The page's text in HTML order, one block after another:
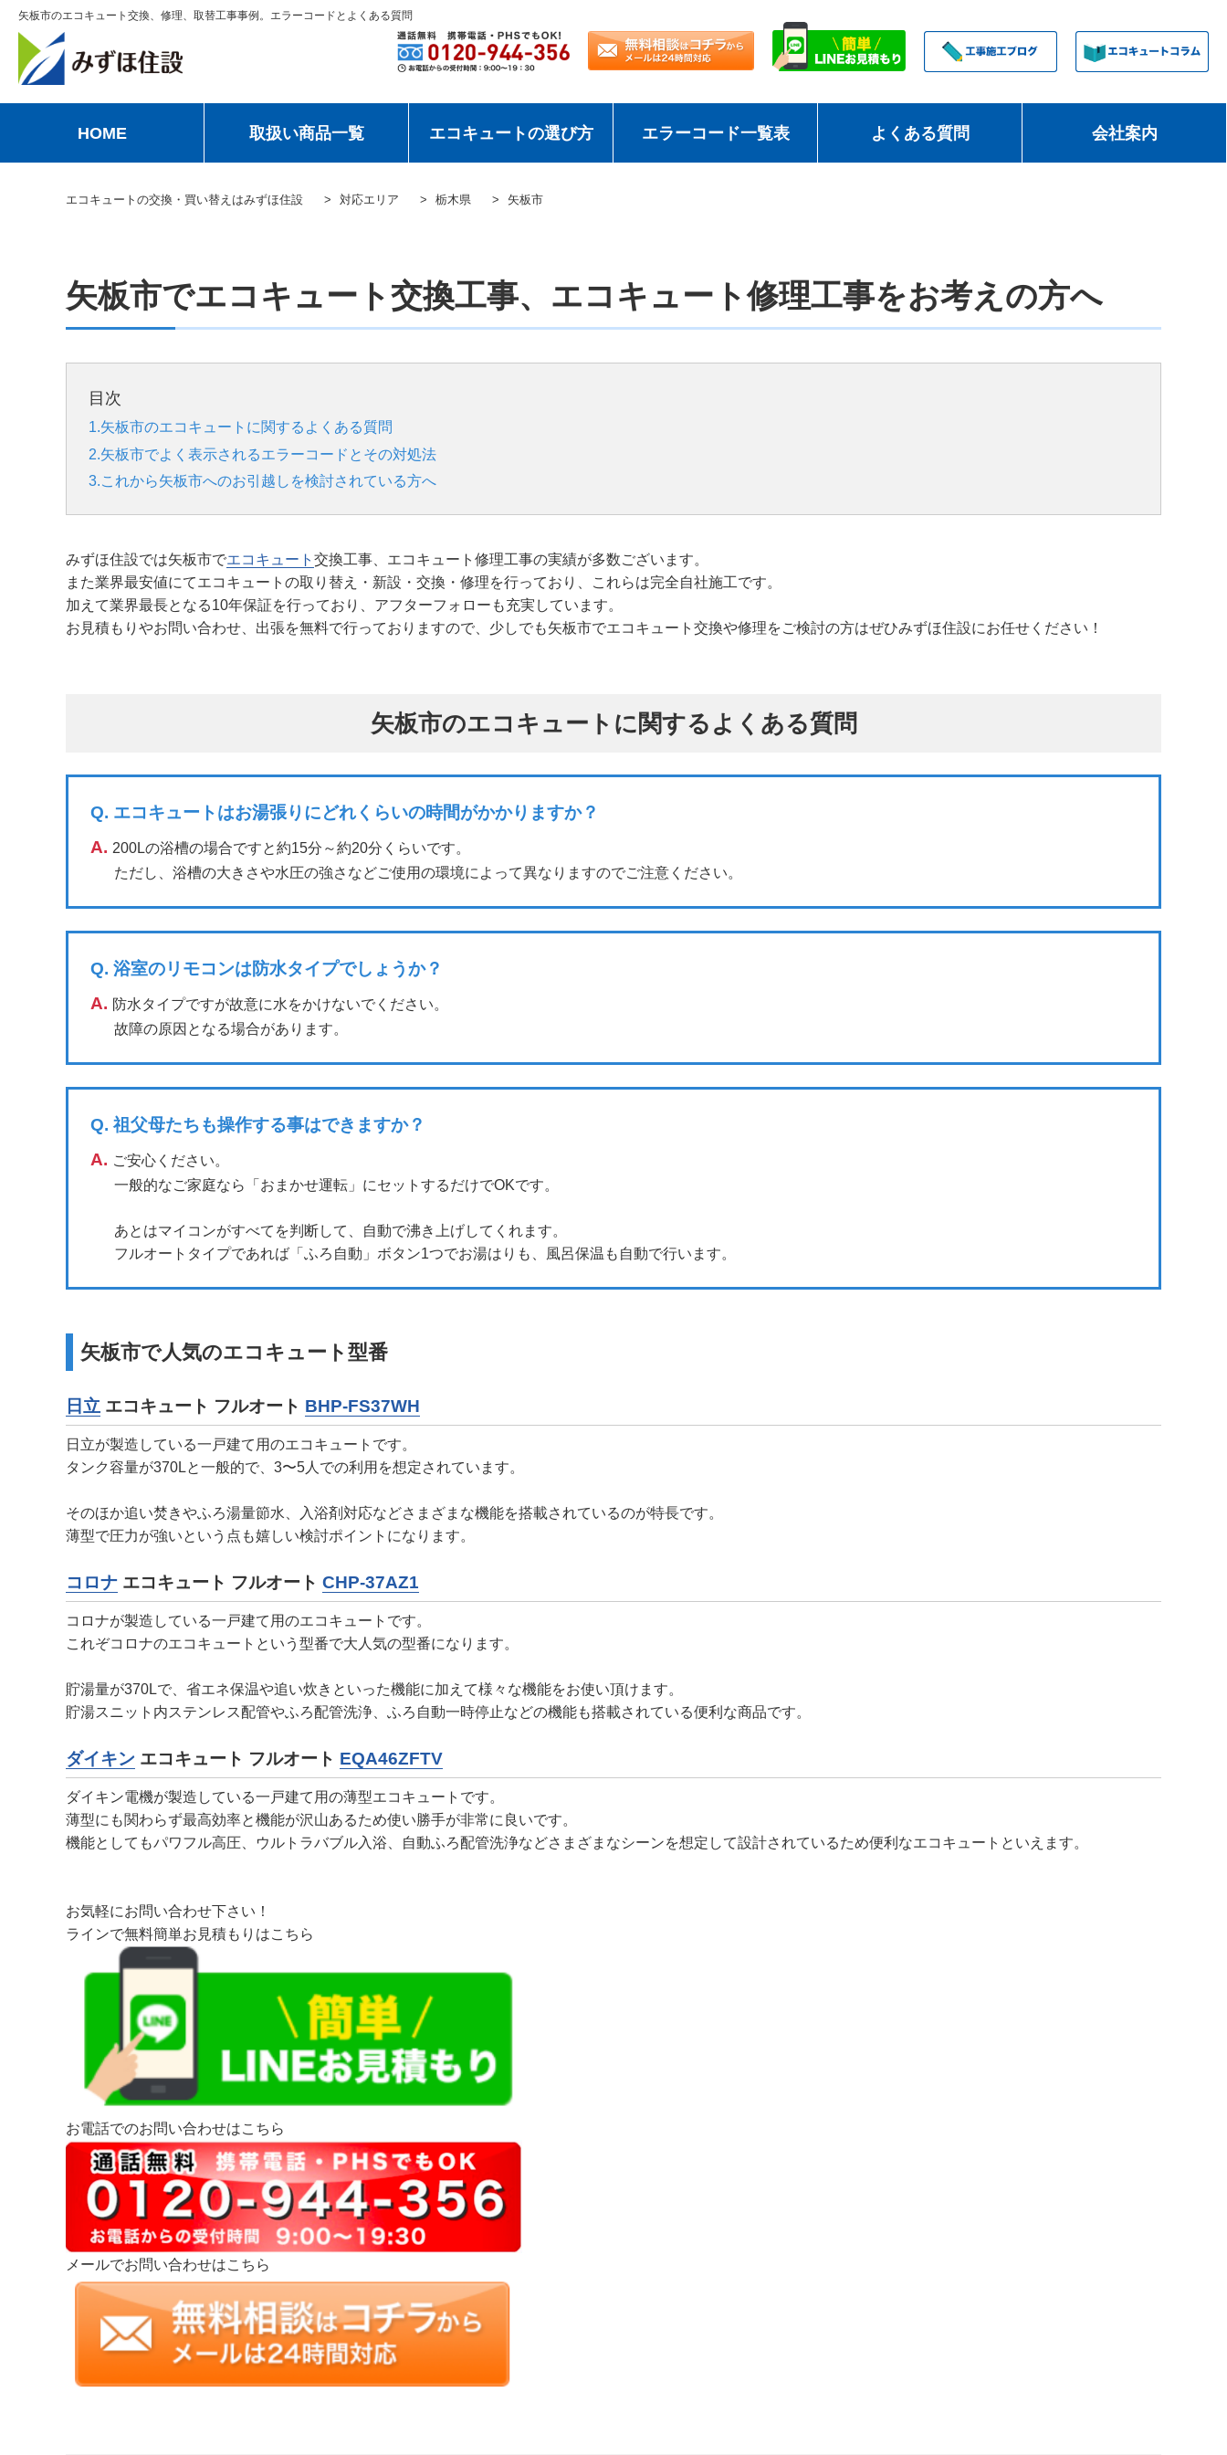
矢板市のエコキュート交換、修理、取替工事事例。エラーコードとよくある質問
HOME 取扱い商品一覧 エコキュートの選び方 エラーコード一覧表 よくある質問 会社案内
エコキュートの交換・買い替えはみずほ住設 対応エリア 栃木県 矢板市
矢板市でエコキュート交換工事、エコキュート修理工事をお考えの方へ
目次
1.矢板市のエコキュートに関するよくある質問
2.矢板市でよく表示されるエラーコードとその対処法
3.これから矢板市へのお引越しを検討されている方へ
みずほ住設では矢板市でエコキュート 交換工事、エコキュート修理工事の実績が多数ございます。
また業界最安値にてエコキュートの取り替え・新設・交換・修理を行っており、これらは完全自社施工です。
加えて業界最長となる10年保証を行っており、アフターフォローも充実しています。
お見積もりやお問い合わせ、出張を無料で行っておりますので、少しでも矢板市でエコキュート交換や修理をご検討の方はぜひみずほ住設にお任せください！
矢板市のエコキュートに関するよくある質問
Q. エコキュートはお湯張りにどれくらいの時間がかかりますか？
A. 200Lの浴槽の場合ですと約15分～約20分くらいです。
ただし、浴槽の大きさや水圧の強さなどご使用の環境によって異なりますのでご注意ください。
Q. 浴室のリモコンは防水タイプでしょうか？
A. 防水タイプですが故意に水をかけないでください。
故障の原因となる場合があります。
Q. 祖父母たちも操作する事はできますか？
A. ご安心ください。
一般的なご家庭なら「おまかせ運転」にセットするだけでOKです。
あとはマイコンがすべてを判断して、自動で沸き上げしてくれます。
フルオートタイプであれば「ふろ自動」ボタン1つでお湯はりも、風呂保温も自動で行います。
矢板市で人気のエコキュート型番
日立 エコキュート フルオート BHP-FS37WH
日立が製造している一戸建て用のエコキュートです。
タンク容量が370Lと一般的で、3〜5人での利用を想定されています。
そのほか追い焚きやふろ湯量節水、入浴剤対応などさまざまな機能を搭載されているのが特長です。
薄型で圧力が強いという点も嬉しい検討ポイントになります。
コロナ エコキュート フルオート CHP-37AZ1
コロナが製造している一戸建て用のエコキュートです。
これぞコロナのエコキュートという型番で大人気の型番になります。
貯湯量が370Lで、省エネ保温や追い炊きといった機能に加えて様々な機能をお使い頂けます。
貯湯スニット内ステンレス配管やふろ配管洗浄、ふろ自動一時停止などの機能も搭載されている便利な商品です。
ダイキン エコキュート フルオート EQA46ZFTV
ダイキン電機が製造している一戸建て用の薄型エコキュートです。
薄型にも関わらず最高効率と機能が沢山あるため使い勝手が非常に良いです。
機能としてもパワフル高圧、ウルトラバブル入浴、自動ふろ配管洗浄などさまざまなシーンを想定して設計されているため便利なエコキュートといえます。
お気軽にお問い合わせ下さい！
ラインで無料簡単お見積もりはこちら
お電話でのお問い合わせはこちら
メールでお問い合わせはこちら